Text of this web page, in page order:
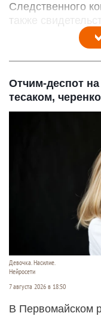
Следственного
также
Отчим-деспот
тесаком,
Девочка. Насилие.
Нейросети
7 августа 2026 в 18:50
В Первомайском